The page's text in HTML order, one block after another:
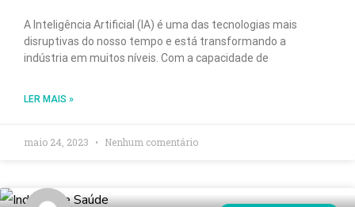
A Inteligência Artificial (IA) é uma das tecnologias mais
disruptivas do nosso tempo e está transformando a
indústria em muitos níveis. Com a capacidade de
LER MAIS »
maio 24, 2023 Nenhum comentário